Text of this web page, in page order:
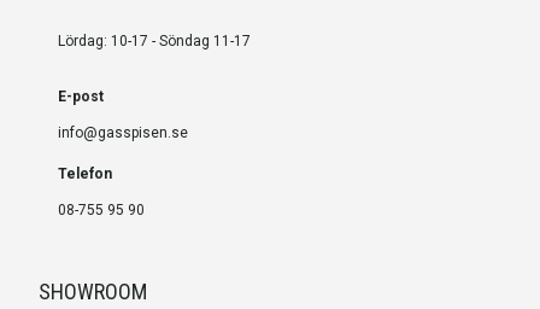
Lördag: 10-17 - Söndag 11-17
E-post
info@gasspisen.se
Telefon
08-755 95 90
SHOWROOM